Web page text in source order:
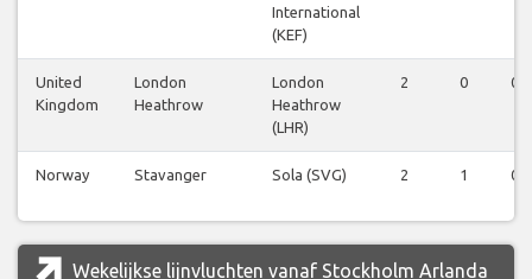
International
(KEF)
United
Kingdom
London
Heathrow
London
Heathrow
(LHR)
2 0 0
Norway Stavanger Sola (SVG) 2 1 0
Wekelijkse lijnvluchten vanaf Stockholm Arlanda